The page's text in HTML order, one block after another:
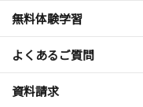
無料体験学習
よくあるご質問
資料請求